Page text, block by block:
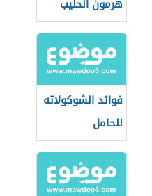
هرمون الحليب
فوائد الشوكولاته
للحامل